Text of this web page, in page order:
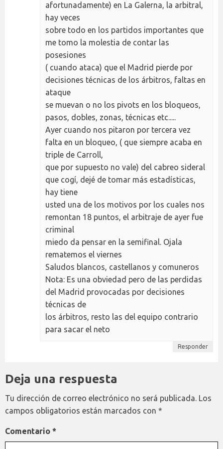
afortunadamente) en La Galerna, la arbitral,
hay veces
sobre todo en los partidos importantes que
me tomo la molestia de contar las
posesiones
( cuando ataca) que el Madrid pierde por
decisiones técnicas de los árbitros, faltas en
ataque
se muevan o no los pivots en los bloqueos,
pasos, dobles, zonas, técnicas etc.....
Ayer cuando nos pitaron por tercera vez
falta en un bloqueo, ( que siempre acaba en
triple de Carroll,
que por supuesto no vale) del cabreo sideral
que cogí, dejé de tomar más estadísticas,
hay tiene
usted una de los motivos por los cuales nos
remontan 18 puntos, el arbitraje de ayer fue
criminal
miedo da pensar en la semifinal. Ojala
rematemos el viernes
Saludos blancos, castellanos y comuneros
Nota: Es una obviedad pero de las perdidas
del Madrid provocadas por decisiones
técnicas de
los árbitros, resto las del equipo contrario
para sacar el neto
Responder
Deja una respuesta
Tu dirección de correo electrónico no será publicada. Los
campos obligatorios están marcados con *
Comentario *